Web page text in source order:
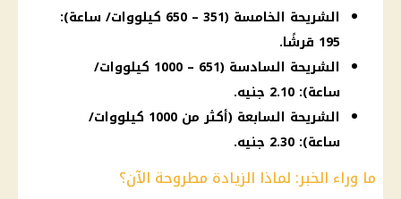
الشريحة الخامسة (351 – 650 كيلووات/ ساعة):
195 قرشًا.
الشريحة السادسة (651 – 1000 كيلووات/
ساعة): 2.10 جنيه.
الشريحة السابعة (أكثر من 1000 كيلووات/
ساعة): 2.30 جنيه.
ما وراء الخبر: لماذا الزيادة مطروحة الآن؟